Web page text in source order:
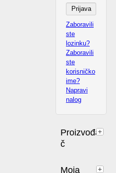
Zaboravili
ste
lozinku?
Zaboravili
ste
korisničko
ime?
Napravi
nalog
Proizvođa
č
Moja